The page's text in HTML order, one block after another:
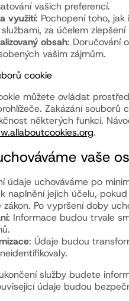
vašich preferencí.
využití: Pochopení toho,
za účelem zlepšení
obsah: Doručování
vašim zájmům.
cookie
můžete ovládat
Zakázání souborů
některých funkcí.
.
vaše
údaje uchováváme po
naplnění jejich účelu,
zákon. Po vypršení doby
: Informace budou trvale
: Údaje budou
služby budete
údaje budou